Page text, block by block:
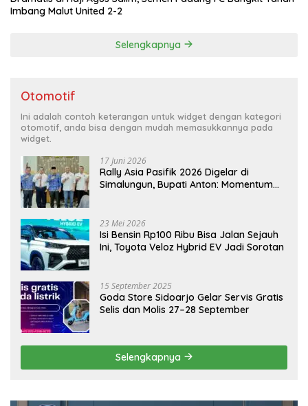
Imbang Malut United 2-2
Selengkapnya
Otomotif
Ini adalah contoh keterangan untuk widget dengan kategori
otomotif, anda bisa dengan mudah memasukkannya pada
widget.
17 Juni 2026
Rally Asia Pasifik 2026 Digelar di
Simalungun, Bupati Anton: Momentum
23 Mei 2026
Isi Bensin Rp100 Ribu Bisa Jalan Sejauh
Ini, Toyota Veloz Hybrid EV Jadi Sorotan
15 September 2025
Goda Store Sidoarjo Gelar Servis Gratis
Selis dan Molis 27–28 September
Selengkapnya